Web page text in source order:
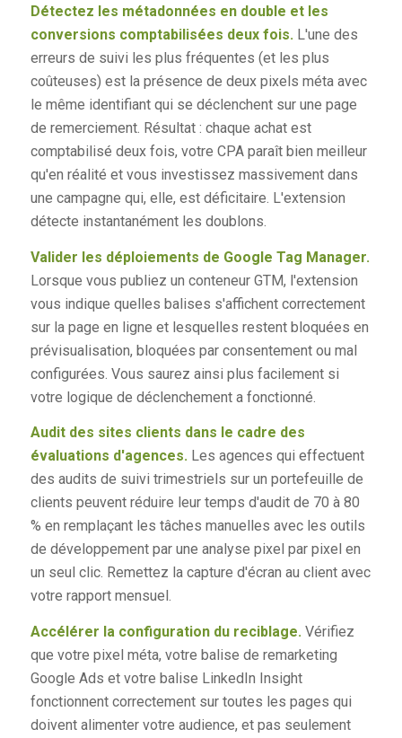
Détectez les métadonnées en double et les
conversions comptabilisées deux fois.L'une des
erreurs de suivi les plus fréquentes (et les plus
coûteuses) est la présence de deux pixels méta avec
le même identifiant qui se déclenchent sur une page
de remerciement. Résultat : chaque achat est
comptabilisé deux fois, votre CPA paraît bien meilleur
qu'en réalité et vous investissez massivement dans
une campagne qui, elle, est déficitaire. L'extension
détecte instantanément les doublons.
Valider les déploiements de Google Tag Manager.
Lorsque vous publiez un conteneur GTM, l'extension
vous indique quelles balises s'affichent correctement
sur la page en ligne et lesquelles restent bloquées en
prévisualisation, bloquées par consentement ou mal
configurées. Vous saurez ainsi plus facilement si
votre logique de déclenchement a fonctionné.
Audit des sites clients dans le cadre des
évaluations d'agences.Les agences qui effectuent
des audits de suivi trimestriels sur un portefeuille de
clients peuvent réduire leur temps d'audit de 70 à 80
% en remplaçant les tâches manuelles avec les outils
de développement par une analyse pixel par pixel en
un seul clic. Remettez la capture d'écran au client avec
votre rapport mensuel.
Accélérer la configuration du reciblage. Vérifiez
que votre pixel méta, votre balise de remarketing
Google Ads et votre balise LinkedIn Insight
fonctionnent correctement sur toutes les pages qui
doivent alimenter votre audience, et pas seulement